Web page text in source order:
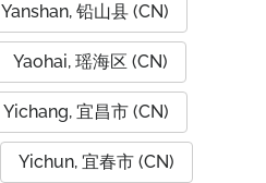
Yanshan, 铅山县 (CN)
Yaohai, 瑶海区 (CN)
Yichang, 宜昌市 (CN)
Yichun, 宜春市 (CN)